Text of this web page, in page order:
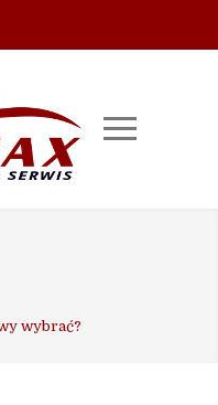
wybrać?